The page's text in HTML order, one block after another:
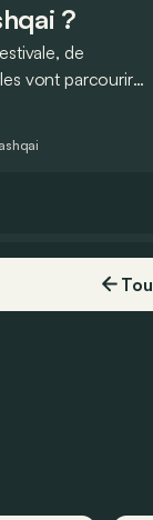
?
de
vont parcourir
serait possible de